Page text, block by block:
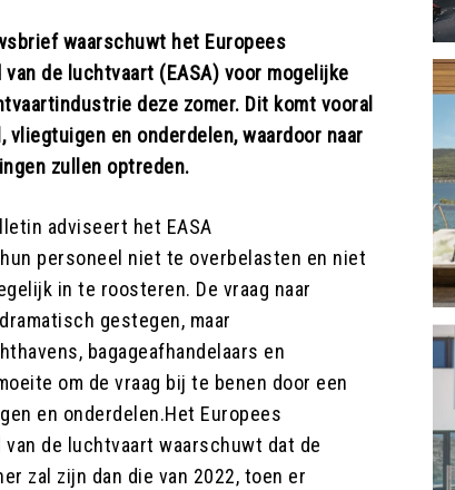
waarschuwt het Europees
de luchtvaart (EASA) voor mogelijke
deze zomer. Dit komt vooral
en onderdelen, waardoor naar
zullen optreden.
adviseert het EASA
personeel niet te overbelasten en niet
in te roosteren. De vraag naar
gestegen, maar
bagageafhandelaars en
om de vraag bij te benen door een
en onderdelen.Het Europees
de luchtvaart waarschuwt dat de
zal zijn dan die van 2022, toen er